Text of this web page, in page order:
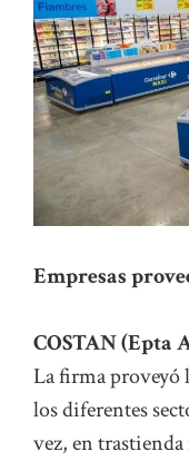
Empresas
COSTAN (Epta
La firma proveyó
los diferentes
vez, en